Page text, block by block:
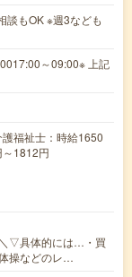
談もOK ※週3なども
～09:00※ 上記
福祉士：時給1650
1812円
＼▽具体的には…・買
操などのレ…